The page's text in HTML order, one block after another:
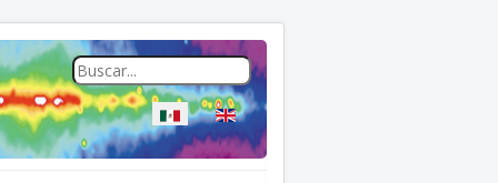
Seleccione su idioma